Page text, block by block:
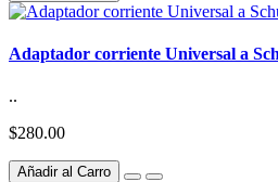
Adaptador corriente Universal a
..
$280.00
Añadir al Carro